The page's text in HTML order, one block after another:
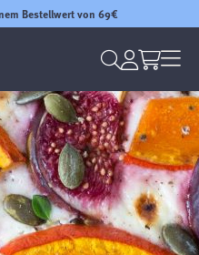
Bestellwert von 69€